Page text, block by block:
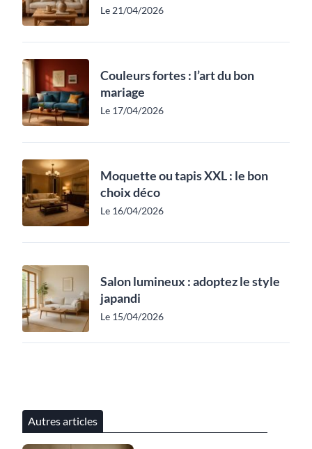
Le 21/04/2026
Couleurs fortes : l’art du bon
mariage
Le 17/04/2026
Moquette ou tapis XXL : le bon
choix déco
Le 16/04/2026
Salon lumineux : adoptez le style
japandi
Le 15/04/2026
Autres articles